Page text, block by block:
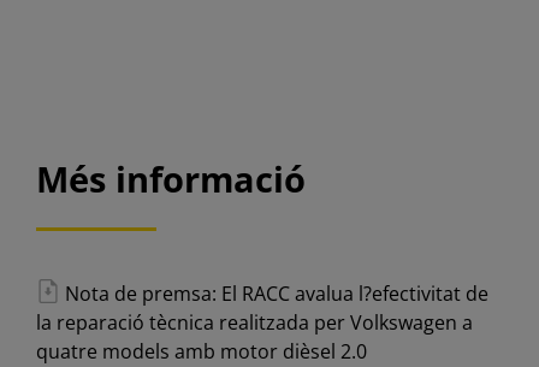
Més informació
Nota de premsa: El RACC avalua l?efectivitat de
la reparació tècnica realitzada per Volkswagen a
quatre models amb motor dièsel 2.0